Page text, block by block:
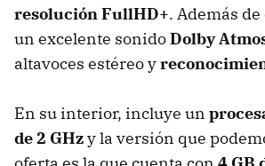
resolución FullHD+. Además
un excelente sonidoDolby
altavoces estéreo y
En su interior, incluye un
de 2 GHzy la versión que